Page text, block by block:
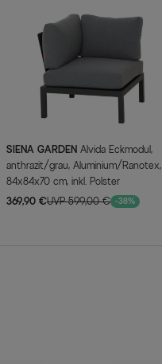
SIENA GARDEN
anthrazit/grau, Aluminium/Ranotex,
84x84x70 cm, inkl. Polster
369,90 €UVP 599,00 € -38%